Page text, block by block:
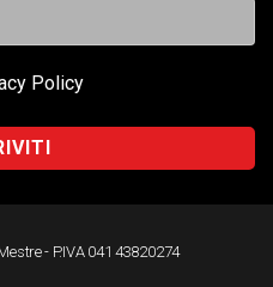
Policy
- P.IVA 041 43820274